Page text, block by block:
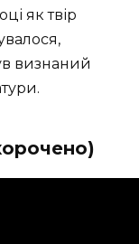
як твір
визнаний